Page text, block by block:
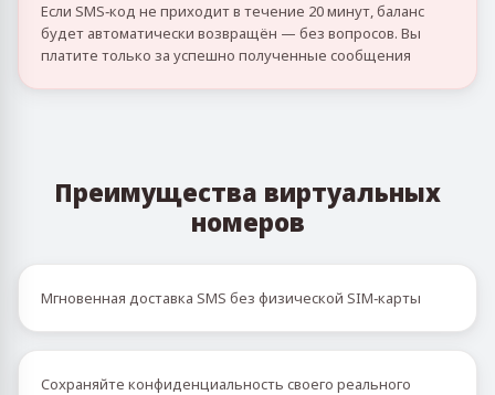
Если SMS‑код не приходит в течение 20 минут, баланс
будет автоматически возвращён — без вопросов. Вы
платите только за успешно полученные сообщения
Преимущества виртуальных
номеров
Мгновенная доставка SMS без физической SIM‑карты
Сохраняйте конфиденциальность своего реального